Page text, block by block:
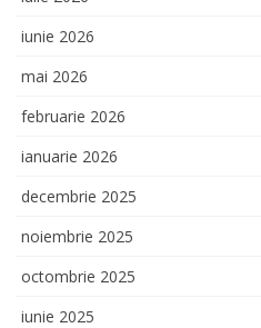
iunie 2026
mai 2026
februarie 2026
ianuarie 2026
decembrie 2025
noiembrie 2025
octombrie 2025
iunie 2025